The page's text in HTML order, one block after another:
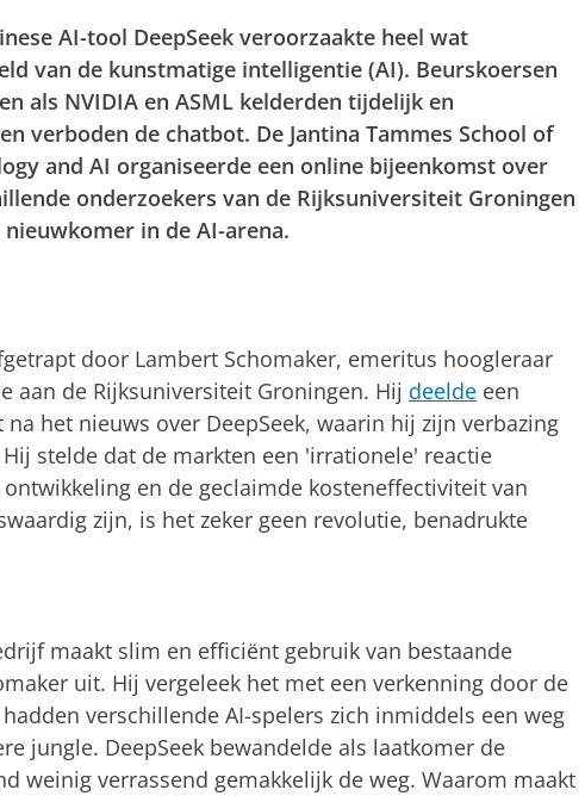
AI-tool DeepSeek veroorzaakte heel wat
van de kunstmatige intelligentie (AI). Beurskoersen
als NVIDIA en ASML kelderden tijdelijk en
verboden de chatbot. De Jantina Tammes School of
and AI organiseerde een online bijeenkomst over
onderzoekers van de Rijksuniversiteit Groningen
in de AI-arena.
door Lambert Schomaker, emeritus hoogleraar
aan de Rijksuniversiteit Groningen. Hij deelde een
het nieuws over DeepSeek, waarin hij zijn verbazing
stelde dat de markten een 'irrationele' reactie
en de geclaimde kosteneffectiviteit van
zijn, is het zeker geen revolutie, benadrukte
maakt slim en efficiënt gebruik van bestaande
uit. Hij vergeleek het met een verkenning door de
verschillende AI-spelers zich inmiddels een weg
jungle. DeepSeek bewandelde als laatkomer de
weinig verrassend gemakkelijk de weg. Waarom maakt